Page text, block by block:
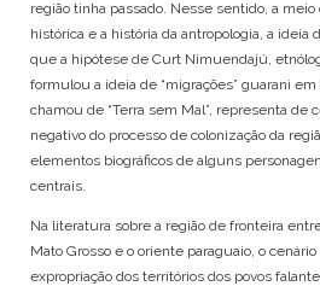
KRAÔ
KRENAK
KRENYÊ
MUNDURUKU
PANKARARU
região tinha passado. Nesse sentido, a
histórica e a história da antropologia, a ideia
que a hipótese de Curt Nimuendajú,
formulou a ideia de “migrações” guarani
chamou de “Terra sem Mal”, representa de
negativo do processo de colonização da
elementos biográficos de alguns
centrais.
Na literatura sobre a região de fronteira
Mato Grosso e o oriente paraguaio, o
expropriação dos territórios dos povos